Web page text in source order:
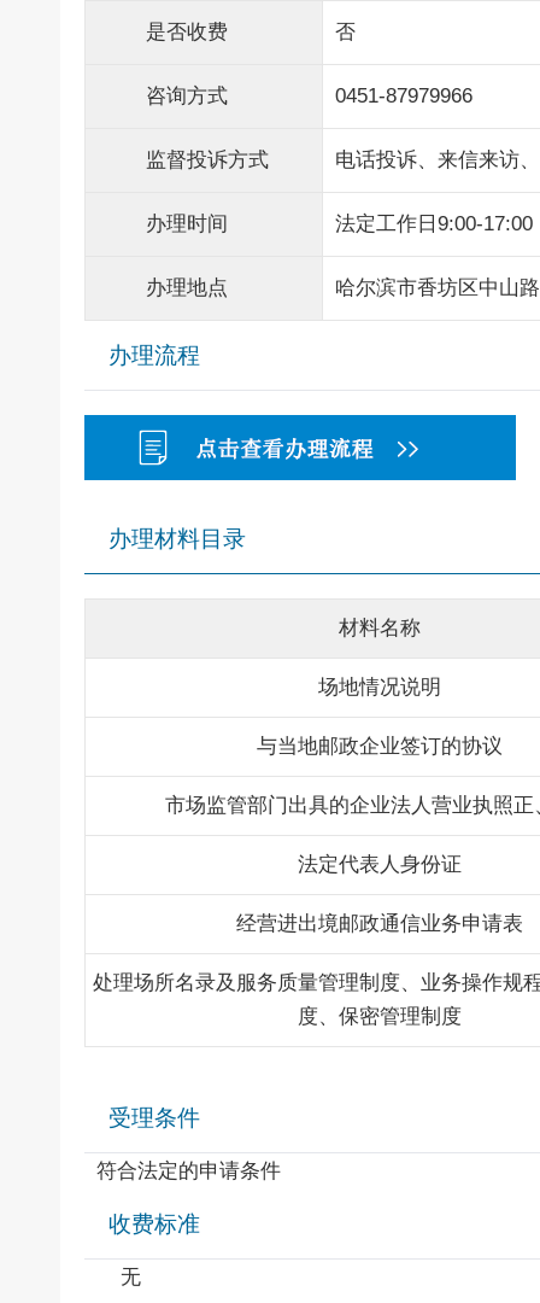
是否收费 否
咨询方式 0451-87979966
监督投诉方式 电话投诉、来信来访
办理时间 法定工作日9:00-17:00
办理地点 哈尔滨市香坊区中山
办理流程
办理材料目录
材料名称
场地情况说明
与当地邮政企业签订的协议
市场监管部门出具的企业法人营业执照正
法定代表人身份证
经营进出境邮政通信业务申请表
处理场所名录及服务质量管理制度、业务操作规
度、保密管理制度
受理条件
符合法定的申请条件
收费标准
无